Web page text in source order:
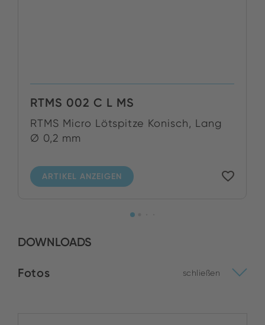
RTMS 002 C L MS
RTMS Micro Lötspitze Konisch, Lang
Ø 0,2 mm
ARTIKEL ANZEIGEN
DOWNLOADS
Fotos schließen